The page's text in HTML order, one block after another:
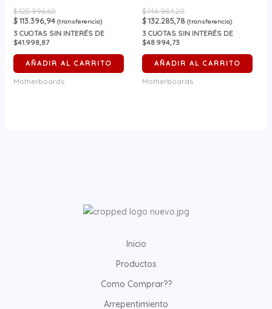
$125.996,60
$113.396,94 (transferencia)
3CUOTAS SIN INTERÉS DE
$41.998,87
AÑADIR AL CARRITO
Motherboards
$146.984,20
$132.285,78 (transferencia)
3 CUOTAS SIN INTERÉS DE
$48.994,73
AÑADIR AL CARRITO
Motherboards
Inicio
Productos
Como Comprar??
Arrepentimiento